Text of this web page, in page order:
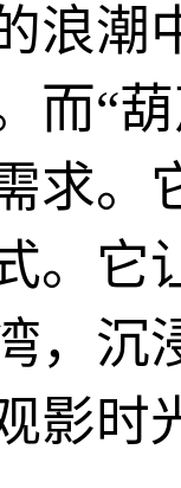
浪潮
而“
求。
。它
，沉
影时